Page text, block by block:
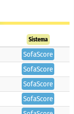
Sistema
SofaScore
SofaScore
SofaScore
SofaScore